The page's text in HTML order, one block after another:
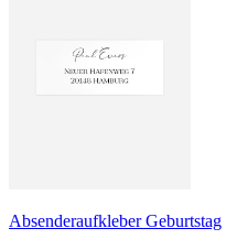
Absenderaufkleber Geburtstag